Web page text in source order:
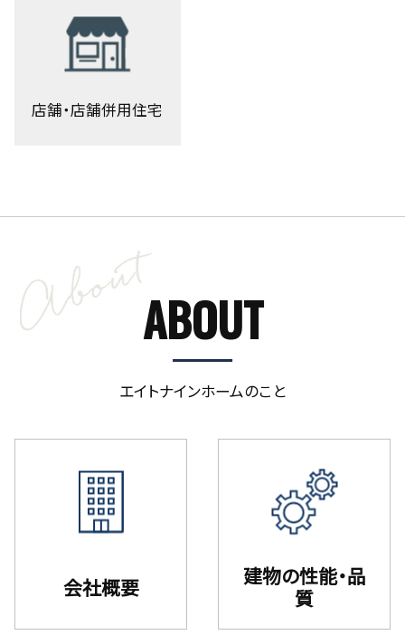
店舗・店舗併用住宅
ABOUT
エイトナインホームのこと
会社概要
建物の性能・品
質